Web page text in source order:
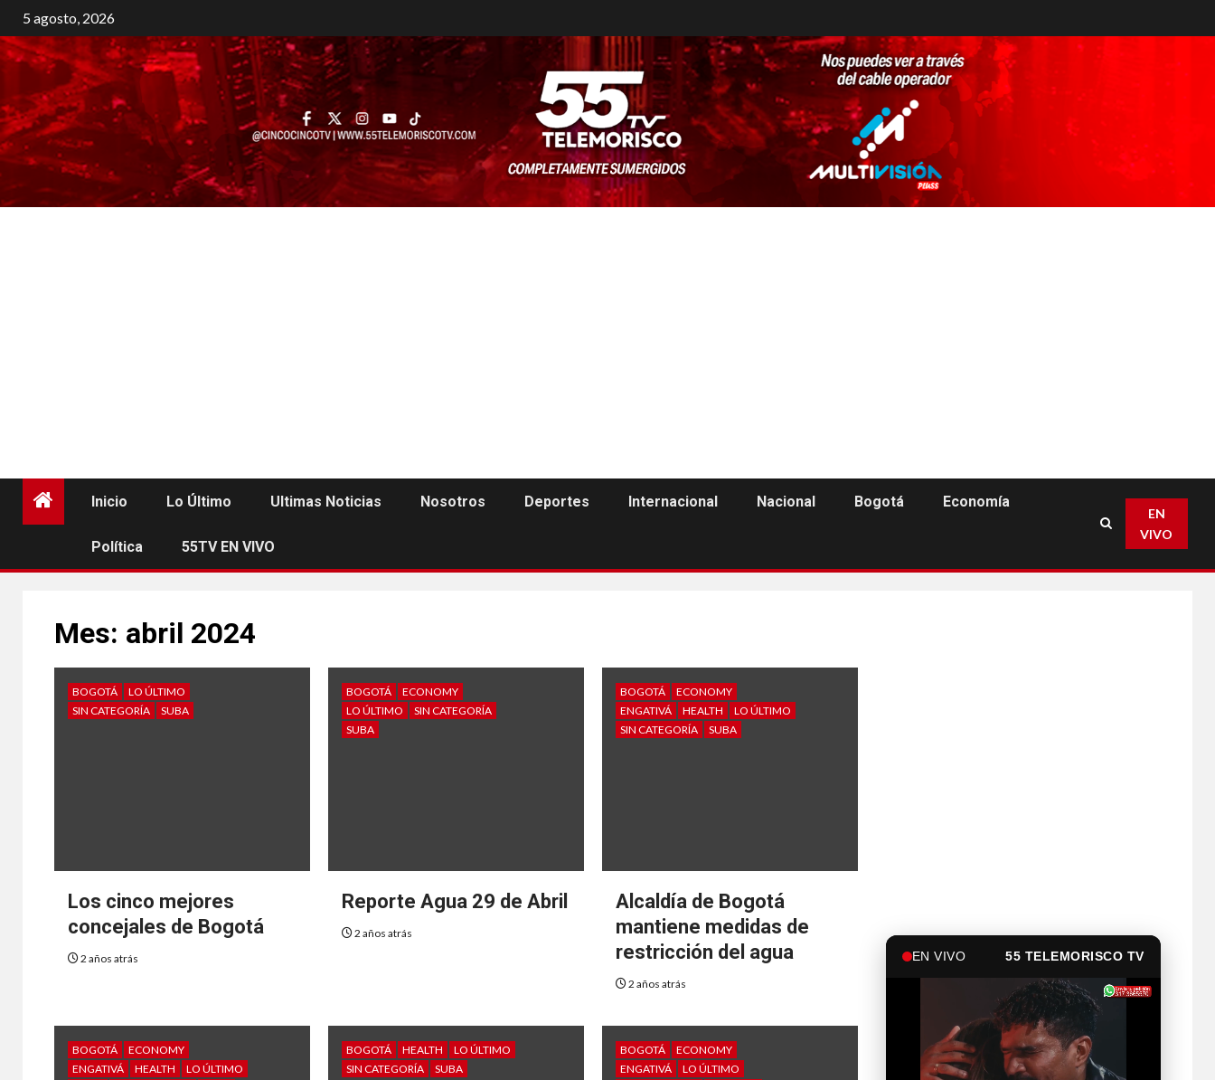
5 agosto, 2026
Inicio Lo Último Ultimas Noticias Nosotros Deportes Internacional Nacional Bogotá Economía
Política 55TV EN VIVO
EN
VIVO
Mes: abril 2024
BOGOTÁ
LO ÚLTIMO
SIN CATEGORÍA
SUBA
Los cinco mejores
concejales de Bogotá
2 años atrás
BOGOTÁ
ECONOMY
LO ÚLTIMO
SIN CATEGORÍA
SUBA
Reporte Agua 29 de Abril
2 años atrás
BOGOTÁ
ECONOMY
ENGATIVÁ
HEALTH
LO ÚLTIMO
SIN CATEGORÍA
SUBA
Alcaldía de Bogotá
mantiene medidas de
restricción del agua
2 años atrás
BOGOTÁ
ECONOMY
ENGATIVÁ
HEALTH
LO ÚLTIMO
BOGOTÁ HEALTH
LO ÚLTIMO
SIN CATEGORÍA
SUBA
BOGOTÁ
ECONOMY
ENGATIVÁ
LO ÚLTIMO
EN VIVO 55 TELEMORISCO TV